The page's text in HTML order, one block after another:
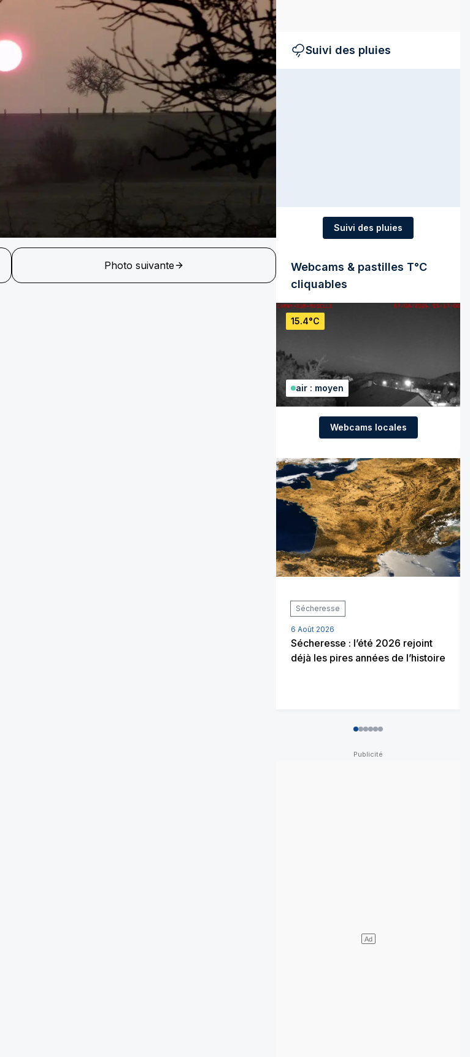
Photo suivante
Suivi des pluies
Suivi des pluies
Webcams & pastilles T°C
cliquables
15.4°C
air : moyen
Webcams locales
Sécheresse
6 Août 2026
Sécheresse : l’été 2026 rejoint
déjà les pires années de l’histoire
012345